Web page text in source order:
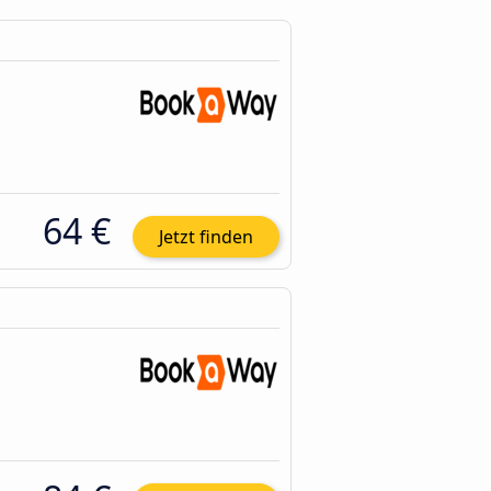
64 € Jetzt finden